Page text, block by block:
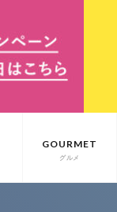
GOURMET
グルメ